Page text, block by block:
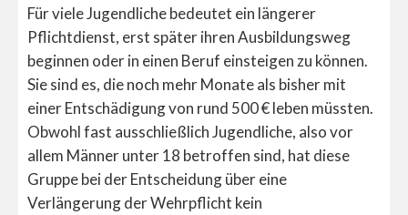
Für viele Jugendliche bedeutet ein längerer
Pflichtdienst, erst später ihren Ausbildungsweg
beginnen oder in einen Beruf einsteigen zu können.
Sie sind es, die noch mehr Monate als bisher mit
einer Entschädigung von rund 500 € leben müssten.
Obwohl fast ausschließlich Jugendliche, also vor
allem Männer unter 18 betroffen sind, hat diese
Gruppe bei der Entscheidung über eine
Verlängerung der Wehrpflicht kein